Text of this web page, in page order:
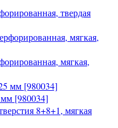
твердая
мягкая,
[980034]